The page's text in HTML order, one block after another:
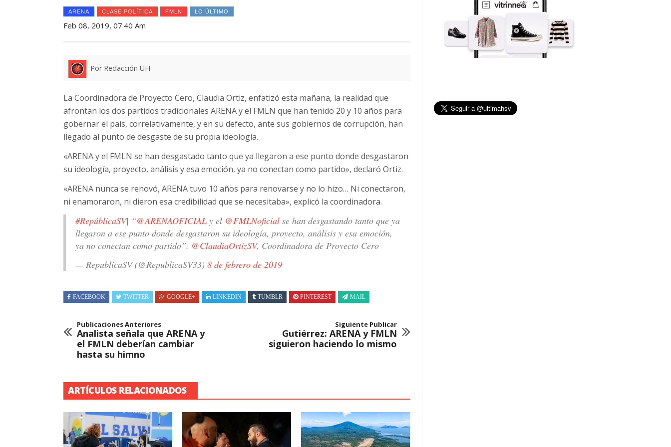
ARENA CLASE POLÍTICA FMLN LO ÚLTIMO
Feb 08, 2019, 07:40 Am
Por Redacción UH
La Coordinadora de Proyecto Cero, Claudia Ortiz, enfatizó esta mañana, la realidad que
afrontan los dos partidos tradicionales ARENA y el FMLN que han tenido 20 y 10 años para
gobernar el país, correlativamente, y en su defecto, ante sus gobiernos de corrupción, han
llegado al punto de desgaste de su propia ideología.
«ARENA y el FMLN se han desgastado tanto que ya llegaron a ese punto donde desgastaron
su ideología, proyecto, análisis y esa emoción, ya no conectan como partido», declaró Ortiz.
«ARENA nunca se renovó, ARENA tuvo 10 años para renovarse y no lo hizo… Ni conectaron,
ni enamoraron, ni dieron esa credibilidad que se necesitaba», explicó la coordinadora.
#RepúblicaSV| “@ARENAOFICIAL y el @FMLNoficial se han desgastando tanto que ya
llegaron a ese punto donde desgastaron su ideología, proyecto, análisis y esa emoción,
ya no conectan como partido”. @ClaudiaOrtizSV, Coordinadora de Proyecto Cero
— RepublicaSV (@RepublicaSV33) 8 de febrero de 2019
FACEBOOK TWITTER GOOGLE+ LINKEDIN TUMBLR PINTEREST MAIL
Publicaciones Anteriores
Analista señala que ARENA y
el FMLN deberían cambiar
hasta su himno
Siguiente Publicar
Gutiérrez: ARENA y FMLN
siguieron haciendo lo mismo
ARTÍCULOS RELACIONADOS